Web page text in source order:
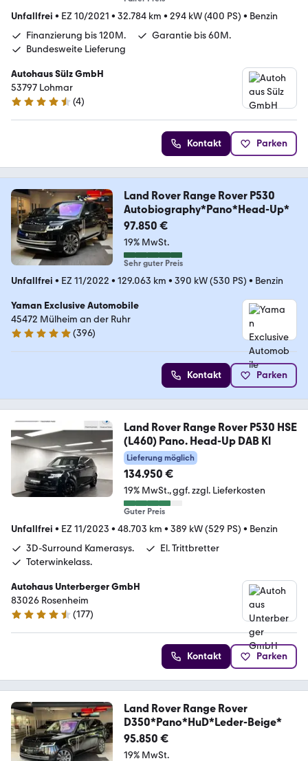
Unfallfrei • EZ 10/2021 • 32.784 km • 294 kW (400 PS) • Benzin
Finanzierung bis 120M.
Garantie bis 60M.
Bundesweite Lieferung
Autohaus Sülz GmbH
53797 Lohmar
4.6 Sterne
(4)
Kontakt Parken
Land Rover Range Rover P530
Autobiography*Pano*Head-Up*
97.850 €
19% MwSt.
Sehr guter Preis
Unfallfrei • EZ 11/2022 • 129.063 km • 390 kW (530 PS) • Benzin
Yaman Exclusive Automobile
45472 Mülheim an der Ruhr
4.8 Sterne
(396)
Kontakt Parken
Land Rover Range Rover P530 HSE
(L460) Pano. Head-Up DAB Kl
Lieferung möglich
134.950 €
19% MwSt. ggf. zzgl. Lieferkosten
Guter Preis
Unfallfrei • EZ 11/2023 • 48.703 km • 389 kW (529 PS) • Benzin
3D-Surround Kamerasys.
El. Trittbretter
Toterwinkelass.
Autohaus Unterberger GmbH
83026 Rosenheim
4.4 Sterne
(177)
Kontakt Parken
Land Rover Range Rover
D350*Pano*HuD*Leder-Beige*
95.850 €
19% MwSt.